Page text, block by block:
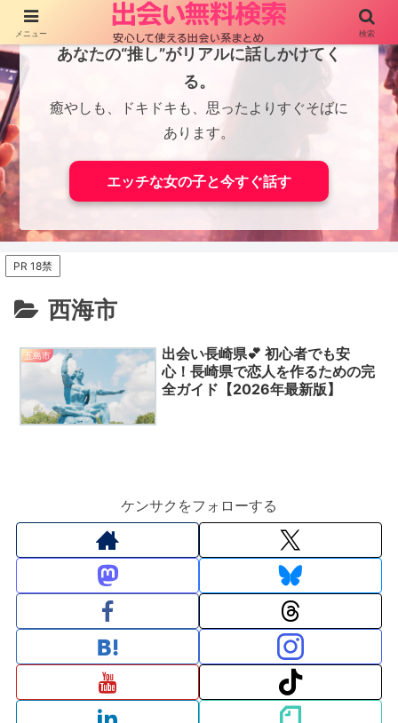
あなたの“推し”がリアルに話しかけてく
る。
癒やしも、ドキドキも、思ったよりすぐそばに
あります。
エッチな女の子と今すぐ話す
PR 18禁
西海市
五島市
出会い長崎県💕 初心者でも安
心！長崎県で恋人を作るための完
全ガイド【2026年最新版】
ケンサクをフォローする
メニュー 検索